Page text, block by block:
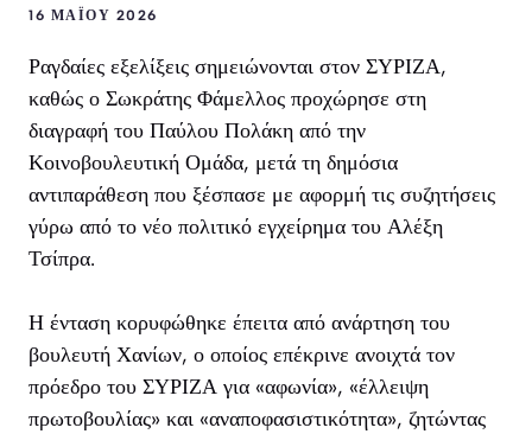
16 ΜΑΪ́ΟΥ 2026
Ραγδαίες εξελίξεις σημειώνονται στον ΣΥΡΙΖΑ,
καθώς ο Σωκράτης Φάμελλος προχώρησε στη
διαγραφή του Παύλου Πολάκη από την
Κοινοβουλευτική Ομάδα, μετά τη δημόσια
αντιπαράθεση που ξέσπασε με αφορμή τις συζητήσεις
γύρω από το νέο πολιτικό εγχείρημα του Αλέξη
Τσίπρα.
Η ένταση κορυφώθηκε έπειτα από ανάρτηση του
βουλευτή Χανίων, ο οποίος επέκρινε ανοιχτά τον
πρόεδρο του ΣΥΡΙΖΑ για «αφωνία», «έλλειψη
πρωτοβουλίας» και «αναποφασιστικότητα», ζητώντας